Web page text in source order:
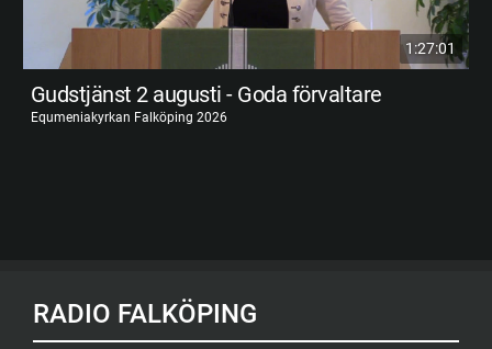
1:27:01
Gudstjänst 2 augusti - Goda förvaltare
Equmeniakyrkan Falköping 2026
RADIO FALKÖPING